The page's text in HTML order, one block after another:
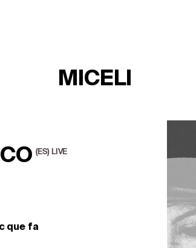
(ES)  LIVE
MICELI
que fa